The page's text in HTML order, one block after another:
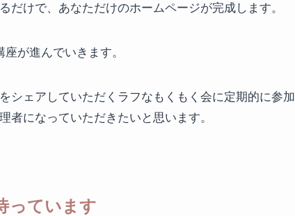
けで、あなただけのホームページが完成します。
座が進んでいきます。
シェアしていただくラフなもくもく会に定期的に参加
者になっていただきたいと思います。
っています